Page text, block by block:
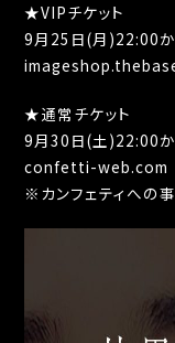
★VIPチケット
9月25日(月)22:00
★通常チケット
9月30日(土)22:00
confetti-web.com
※カンフェティへの